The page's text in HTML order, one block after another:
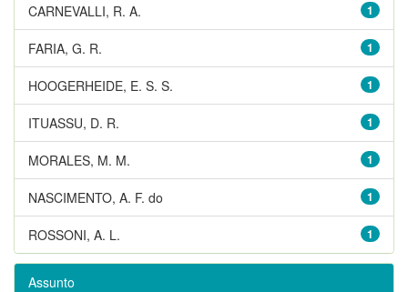
1
CARNEVALLI, R. A.
1
FARIA, G. R.
1
HOOGERHEIDE, E. S. S.
1
ITUASSU, D. R.
1
MORALES, M. M.
1
NASCIMENTO, A. F. do
1
ROSSONI, A. L.
Assunto